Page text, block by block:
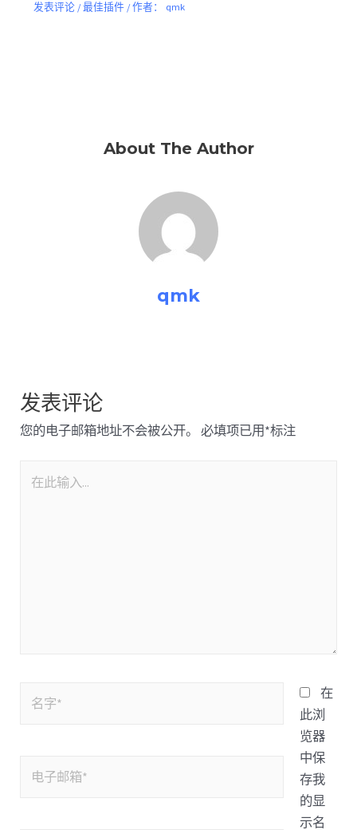
发表评论 /最佳插件/ 作者： qmk
About The Author
qmk
发表评论
您的电子邮箱地址不会被公开。 必填项已用*标注
在
此浏
览器
中保
存我
的显
示名